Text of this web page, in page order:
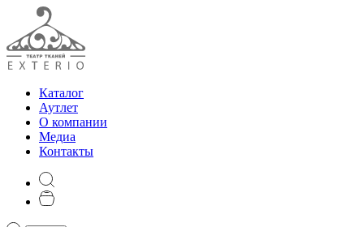
Каталог
Аутлет
О компании
Медиа
Контакты